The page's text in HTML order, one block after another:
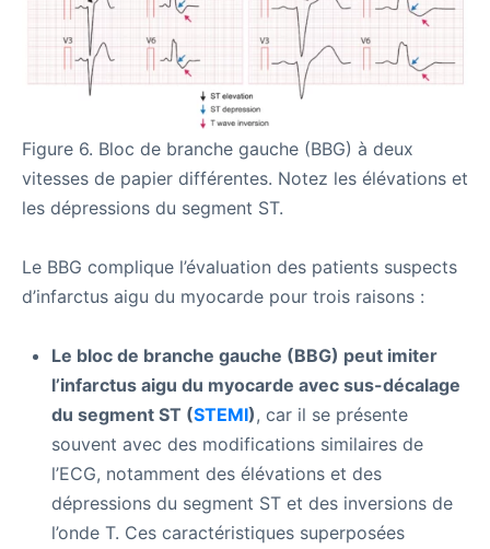
Figure 6. Bloc de branche gauche (BBG) à deux
vitesses de papier différentes. Notez les élévations et
les dépressions du segment ST.
Le BBG complique l’évaluation des patients suspects
d’infarctus aigu du myocarde pour trois raisons :
Le bloc de branche gauche (BBG) peut imiter
l’infarctus aigu du myocarde avec sus-décalage
du segment ST (STEMI), car il se présente
souvent avec des modifications similaires de
l’ECG, notamment des élévations et des
dépressions du segment ST et des inversions de
l’onde T. Ces caractéristiques superposées